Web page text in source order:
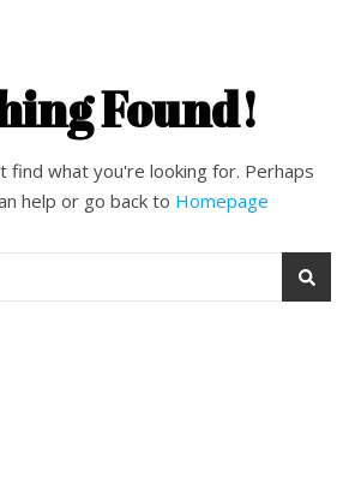
Found!
find what you're looking for. Perhaps
help or go back to Homepage